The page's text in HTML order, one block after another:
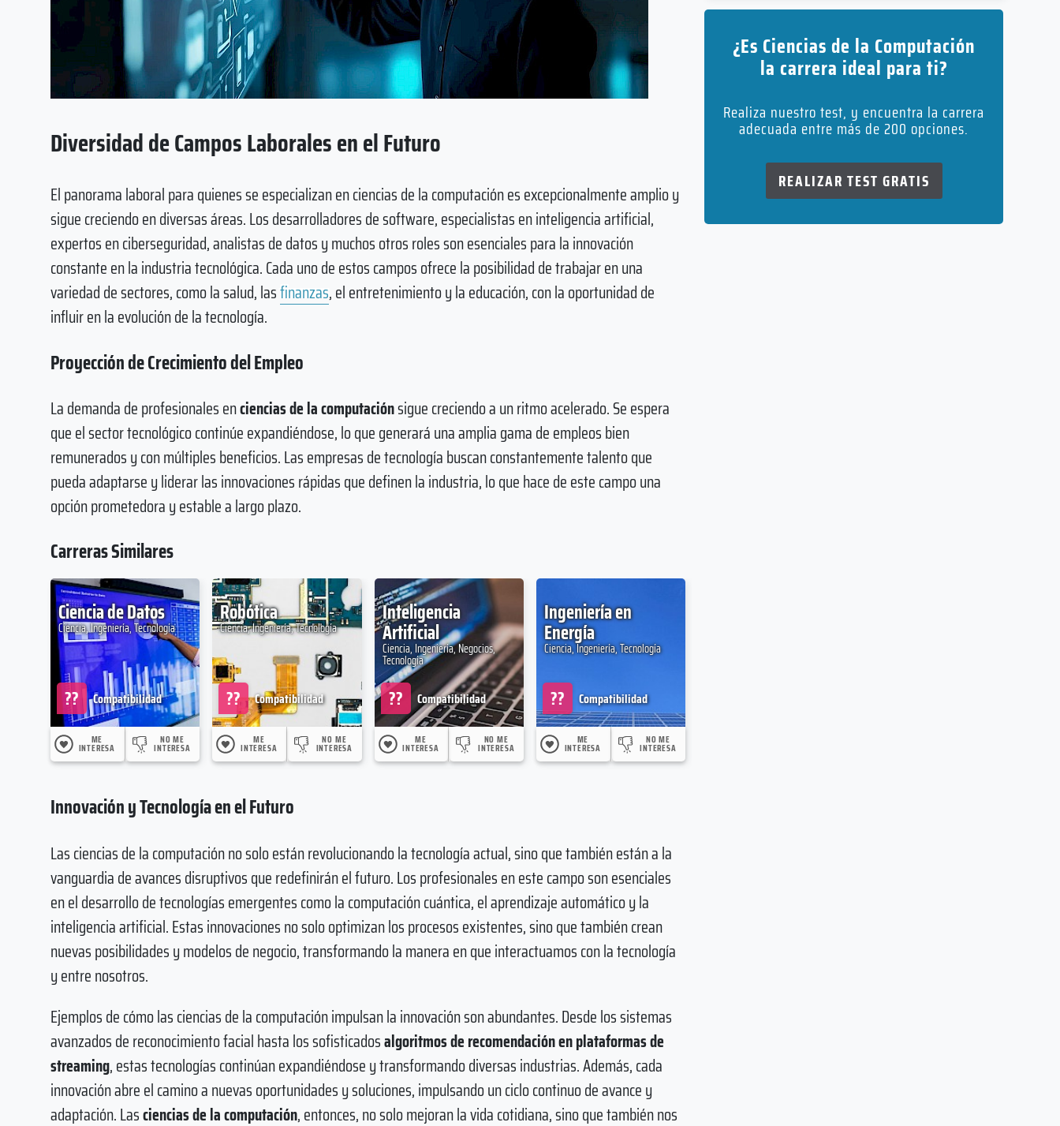
Diversidad de Campos Laborales en el Futuro
El panorama laboral para quienes se especializan en ciencias de la computación es excepcionalmente amplio y
sigue creciendo en diversas áreas. Los desarrolladores de software, especialistas en inteligencia artificial,
expertos en ciberseguridad, analistas de datos y muchos otros roles son esenciales para la innovación
constante en la industria tecnológica. Cada uno de estos campos ofrece la posibilidad de trabajar en una
variedad de sectores, como la salud, lasfinanzas, el entretenimiento y la educación, con la oportunidad de
influir en la evolución de la tecnología.
Proyección de Crecimiento del Empleo
La demanda de profesionales enciencias de la computaciónsigue creciendo a un ritmo acelerado. Se espera
que el sector tecnológico continúe expandiéndose, lo que generará una amplia gama de empleos bien
remunerados y con múltiples beneficios. Las empresas de tecnología buscan constantemente talento que
pueda adaptarse y liderar las innovaciones rápidas que definen la industria, lo que hace de este campo una
opción prometedora y estable a largo plazo.
Carreras Similares
Ciencia de Datos
Ciencia, Ingeniería, Tecnología
Compatibilidad
??
ME
INTERESA
NO ME
INTERESA
Robótica
Ciencia, Ingeniería, Tecnología
Compatibilidad
??
ME
INTERESA
NO ME
INTERESA
Inteligencia
Artificial
Ciencia, Ingeniería, Negocios,
Tecnología
Compatibilidad
??
ME
INTERESA
NO ME
INTERESA
Ingeniería en
Energía
Ciencia, Ingeniería, Tecnología
Compatibilidad
??
ME
INTERESA
NO ME
INTERESA
Innovación y Tecnología en el Futuro
Las ciencias de la computación no solo están revolucionando la tecnología actual, sino que también están a la
vanguardia de avances disruptivos que redefinirán el futuro. Los profesionales en este campo son esenciales
en el desarrollo de tecnologías emergentes como la computación cuántica, el aprendizaje automático y la
inteligencia artificial. Estas innovaciones no solo optimizan los procesos existentes, sino que también crean
nuevas posibilidades y modelos de negocio, transformando la manera en que interactuamos con la tecnología
y entre nosotros.
Ejemplos de cómo las ciencias de la computación impulsan la innovación son abundantes. Desde los sistemas
avanzados de reconocimiento facial hasta los sofisticadosalgoritmos de recomendación en plataformas de
streaming, estas tecnologías continúan expandiéndose y transformando diversas industrias. Además, cada
innovación abre el camino a nuevas oportunidades y soluciones, impulsando un ciclo continuo de avance y
adaptación. Lasciencias de la computación, entonces, no solo mejoran la vida cotidiana, sino que también nos
¿Es Ciencias de la Computación
la carrera ideal para ti?
Realiza nuestro test, y encuentra la carrera
adecuada entre más de 200 opciones.
REALIZAR TEST GRATIS